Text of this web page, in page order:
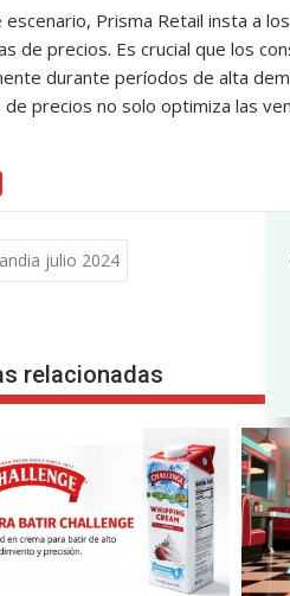
Prisma Retail insta a
de precios. Es crucial que los
durante períodos de alta
de precios no solo optimiza las
julio 2024
relacionadas